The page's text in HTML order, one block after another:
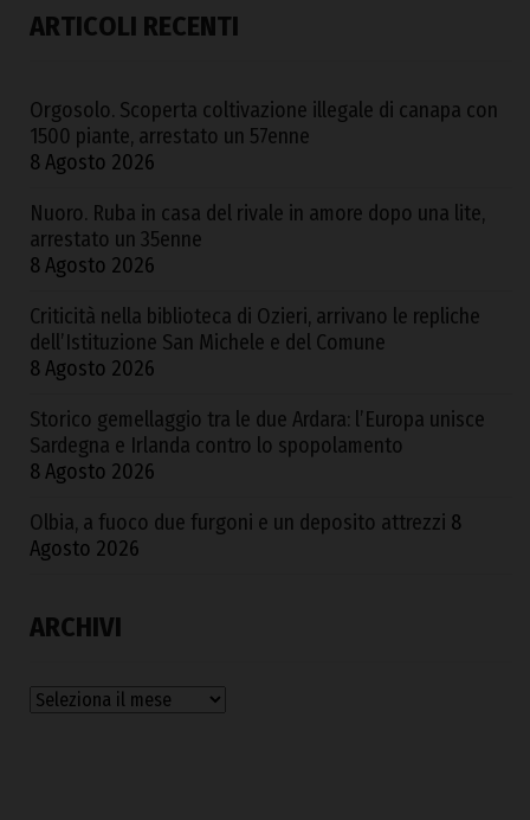
ARTICOLI RECENTI
Orgosolo. Scoperta coltivazione illegale di canapa con
1500 piante, arrestato un 57enne
8 Agosto 2026
Nuoro. Ruba in casa del rivale in amore dopo una lite,
arrestato un 35enne
8 Agosto 2026
Criticità nella biblioteca di Ozieri, arrivano le repliche
dell’Istituzione San Michele e del Comune
8 Agosto 2026
Storico gemellaggio tra le due Ardara: l’Europa unisce
Sardegna e Irlanda contro lo spopolamento
8 Agosto 2026
Olbia, a fuoco due furgoni e un deposito attrezzi 8
Agosto 2026
ARCHIVI
Archivi